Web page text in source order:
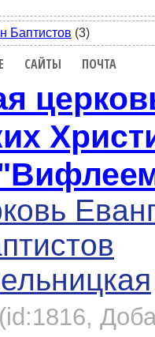
Баптистов (3)
САЙТЫ ПОЧТА
(id:1816,